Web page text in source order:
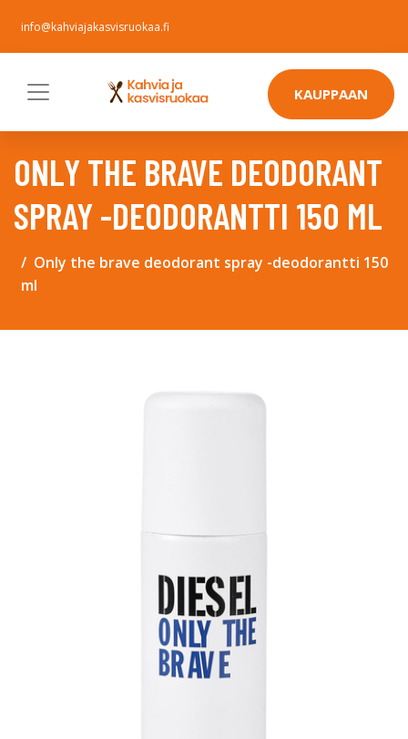
info@kahviajakasvisruokaa.fi
KAUPPAAN
ONLY THE BRAVE DEODORANT
SPRAY -DEODORANTTI 150 ML
Only the brave deodorant spray -deodorantti 150
ml